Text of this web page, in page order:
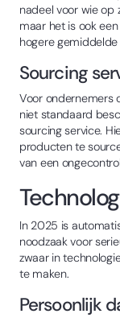
nadeel voor wie op
maar het is ook
hogere
Sourcing
Voor ondernemers
niet standaard
sourcing service.
producten te
van een
In 2025 is
noodzaak voor
zwaar in
te maken.
Persoonlijk